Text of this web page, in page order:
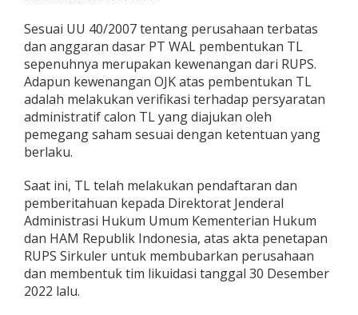
a
a
h
a
n
I
n
d
t
r
A
s
u
r
Sesuai UU 40/2007 tentang perusahaan terbatas
dan anggaran dasar PT WAL pembentukan TL
sepenuhnya merupakan kewenangan dari RUPS.
Adapun kewenangan OJK atas pembentukan TL
adalah melakukan verifikasi terhadap persyaratan
administratif calon TL yang diajukan oleh
pemegang saham sesuai dengan ketentuan yang
berlaku.
Saat ini, TL telah melakukan pendaftaran dan
pemberitahuan kepada Direktorat Jenderal
Administrasi Hukum Umum Kementerian Hukum
dan HAM Republik Indonesia, atas akta penetapan
RUPS Sirkuler untuk membubarkan perusahaan
dan membentuk tim likuidasi tanggal 30 Desember
2022 lalu.